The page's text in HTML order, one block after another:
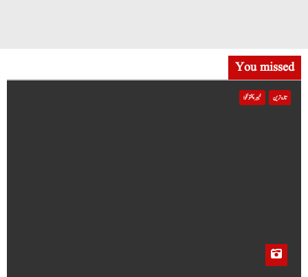
You missed
تازہ ترین خیبر پختونخوا